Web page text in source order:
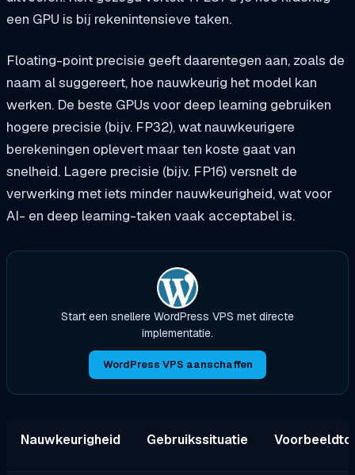
een GPU is bij rekenintensieve taken.
Floating-point precisie geeft daarentegen aan, zoals de
naam al suggereert, hoe nauwkeurig het model kan
werken. De beste GPUs voor deep learning gebruiken
hogere precisie (bijv. FP32), wat nauwkeurigere
berekeningen oplevert maar ten koste gaat van
snelheid. Lagere precisie (bijv. FP16) versnelt de
verwerking met iets minder nauwkeurigheid, wat voor
AI- en deep learning-taken vaak acceptabel is.
Start een snellere WordPress VPS met directe
implementatie.
WordPress VPS aanschaffen
Nauwkeurigheid Gebruikssituatie